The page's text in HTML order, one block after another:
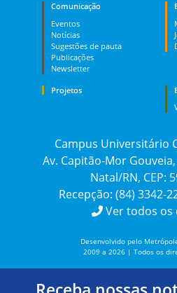
Comunicação
Eventos
Notícias
Sugestões de pauta
Publicações
Newsletter
Projetos
Campus Universitário
Av. Capitão-Mor
Natal/RN, CEP:
Recepção: (84) 3342-
Ver todos os
Desenvolvido pelo
2009 a 2026 | Todos os